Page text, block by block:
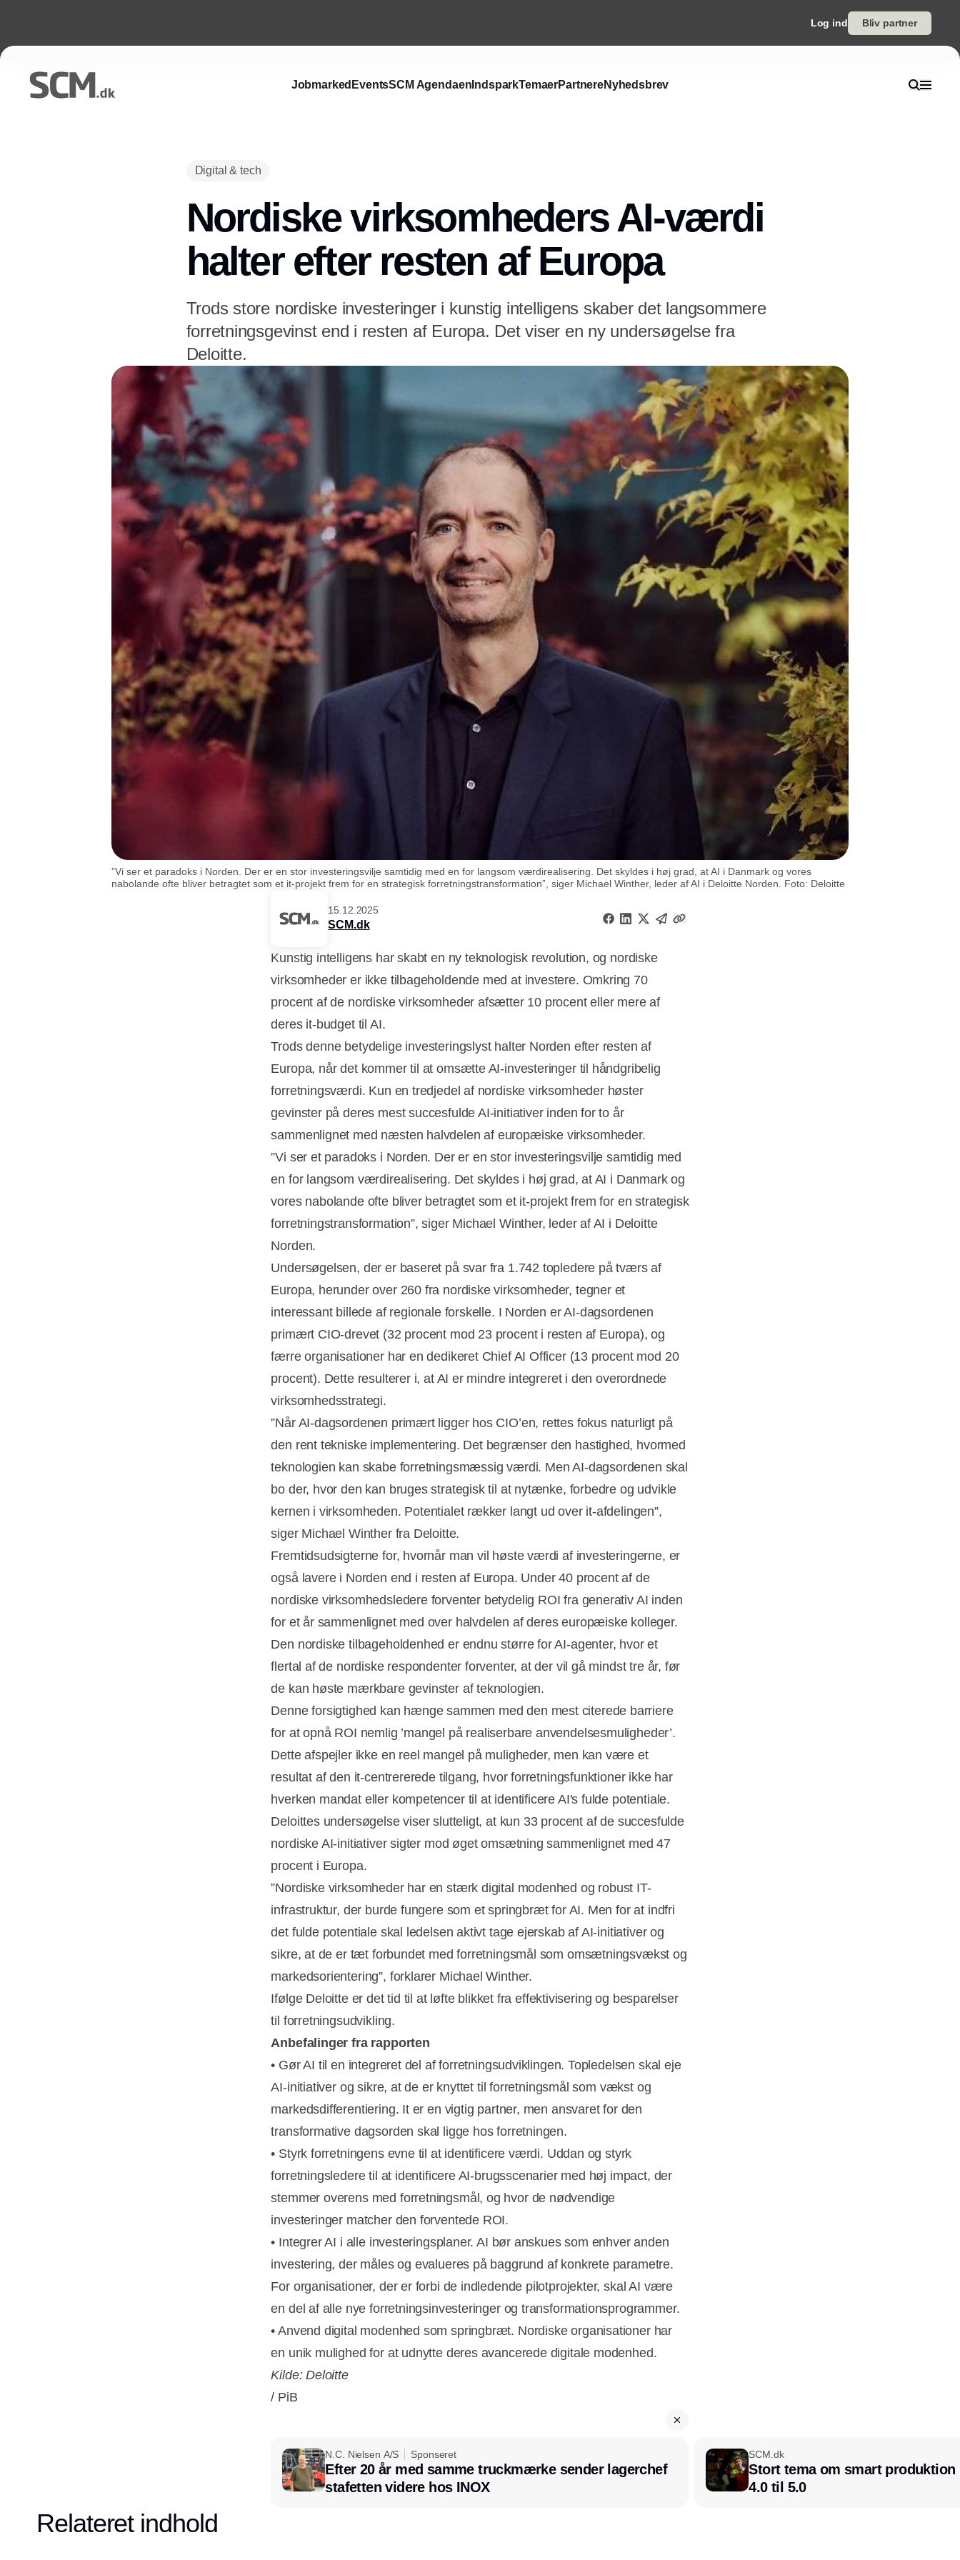
Log ind Bliv partner
Jobmarked EventsSCM Agendaen IndsparkTemaerPartnereNyhedsbrev
Digital & tech
Nordiske virksomheders AI-værdi
halter efter resten af Europa
Trods store nordiske investeringer i kunstig intelligens skaber det langsommere
forretningsgevinst end i resten af Europa. Det viser en ny undersøgelse fra
Deloitte.
”Vi ser et paradoks i Norden. Der er en stor investeringsvilje samtidig med en for langsom værdirealisering. Det skyldes i høj grad, at AI i Danmark og vores
nabolande ofte bliver betragtet som et it-projekt frem for en strategisk forretningstransformation”, siger Michael Winther, leder af AI i Deloitte Norden. Foto: Deloitte
15.12.2025
SCM.dk
Kunstig intelligens har skabt en ny teknologisk revolution, og nordiske
virksomheder er ikke tilbageholdende med at investere. Omkring 70
procent af de nordiske virksomheder afsætter 10 procent eller mere af
deres it-budget til AI.
Trods denne betydelige investeringslyst halter Norden efter resten af
Europa, når det kommer til at omsætte AI-investeringer til håndgribelig
forretningsværdi. Kun en tredjedel af nordiske virksomheder høster
gevinster på deres mest succesfulde AI-initiativer inden for to år
sammenlignet med næsten halvdelen af europæiske virksomheder.
Annonce
”Vi ser et paradoks i Norden. Der er en stor investeringsvilje samtidig med
en for langsom værdirealisering. Det skyldes i høj grad, at AI i Danmark og
vores nabolande ofte bliver betragtet som et it-projekt frem for en strategisk
forretningstransformation”, siger Michael Winther, leder af AI i Deloitte
Norden.
Undersøgelsen, der er baseret på svar fra 1.742 topledere på tværs af
Europa, herunder over 260 fra nordiske virksomheder, tegner et
interessant billede af regionale forskelle. I Norden er AI-dagsordenen
primært CIO-drevet (32 procent mod 23 procent i resten af Europa), og
færre organisationer har en dedikeret Chief AI Officer (13 procent mod 20
procent). Dette resulterer i, at AI er mindre integreret i den overordnede
virksomhedsstrategi.
”Når AI-dagsordenen primært ligger hos CIO’en, rettes fokus naturligt på
den rent tekniske implementering. Det begrænser den hastighed, hvormed
teknologien kan skabe forretningsmæssig værdi. Men AI-dagsordenen skal
bo der, hvor den kan bruges strategisk til at nytænke, forbedre og udvikle
kernen i virksomheden. Potentialet rækker langt ud over it-afdelingen”,
siger Michael Winther fra Deloitte.
Fremtidsudsigterne for, hvornår man vil høste værdi af investeringerne, er
også lavere i Norden end i resten af Europa. Under 40 procent af de
nordiske virksomhedsledere forventer betydelig ROI fra generativ AI inden
for et år sammenlignet med over halvdelen af deres europæiske kolleger.
Den nordiske tilbageholdenhed er endnu større for AI-agenter, hvor et
flertal af de nordiske respondenter forventer, at der vil gå mindst tre år, før
de kan høste mærkbare gevinster af teknologien.
Denne forsigtighed kan hænge sammen med den mest citerede barriere
for at opnå ROI nemlig ’mangel på realiserbare anvendelsesmuligheder’.
Dette afspejler ikke en reel mangel på muligheder, men kan være et
resultat af den it-centrererede tilgang, hvor forretningsfunktioner ikke har
hverken mandat eller kompetencer til at identificere AI's fulde potentiale.
Deloittes undersøgelse viser slutteligt, at kun 33 procent af de succesfulde
nordiske AI-initiativer sigter mod øget omsætning sammenlignet med 47
procent i Europa.
”Nordiske virksomheder har en stærk digital modenhed og robust IT-
infrastruktur, der burde fungere som et springbræt for AI. Men for at indfri
det fulde potentiale skal ledelsen aktivt tage ejerskab af AI-initiativer og
sikre, at de er tæt forbundet med forretningsmål som omsætningsvækst og
markedsorientering”, forklarer Michael Winther.
Ifølge Deloitte er det tid til at løfte blikket fra effektivisering og besparelser
til forretningsudvikling.
Anbefalinger fra rapporten
• Gør AI til en integreret del af forretningsudviklingen. Topledelsen skal eje
AI-initiativer og sikre, at de er knyttet til forretningsmål som vækst og
markedsdifferentiering. It er en vigtig partner, men ansvaret for den
transformative dagsorden skal ligge hos forretningen.
• Styrk forretningens evne til at identificere værdi. Uddan og styrk
forretningsledere til at identificere AI-brugsscenarier med høj impact, der
stemmer overens med forretningsmål, og hvor de nødvendige
investeringer matcher den forventede ROI.
• Integrer AI i alle investeringsplaner. AI bør anskues som enhver anden
investering, der måles og evalueres på baggrund af konkrete parametre.
For organisationer, der er forbi de indledende pilotprojekter, skal AI være
en del af alle nye forretningsinvesteringer og transformationsprogrammer.
• Anvend digital modenhed som springbræt. Nordiske organisationer har
en unik mulighed for at udnytte deres avancerede digitale modenhed.
Kilde: Deloitte
/ PiB
N.C. Nielsen A/S Sponseret
Efter 20 år med samme truckmærke sender lagerchef
stafetten videre hos INOX
SCM.dk
Stort tema om smart
4.0 til 5.0
Relateret indhold